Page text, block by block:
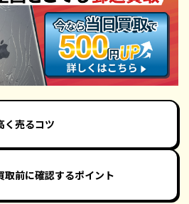
売るコツ
前に確認するポイント